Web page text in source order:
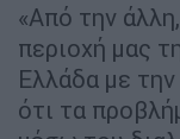
«Από την
περιοχή μας
Ελλάδα με την
ότι τα